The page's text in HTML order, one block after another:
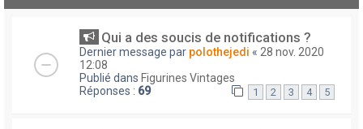
Qui a des soucis de notifications ?
Dernier message par polothejedi « 28 nov. 2020
12:08
Publié dans Figurines Vintages
Réponses : 69 1 2 3 4 5